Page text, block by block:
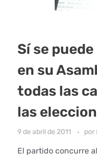
Sí se
en su
todas las
las
9 de abril de 2011 por
El partido concurre